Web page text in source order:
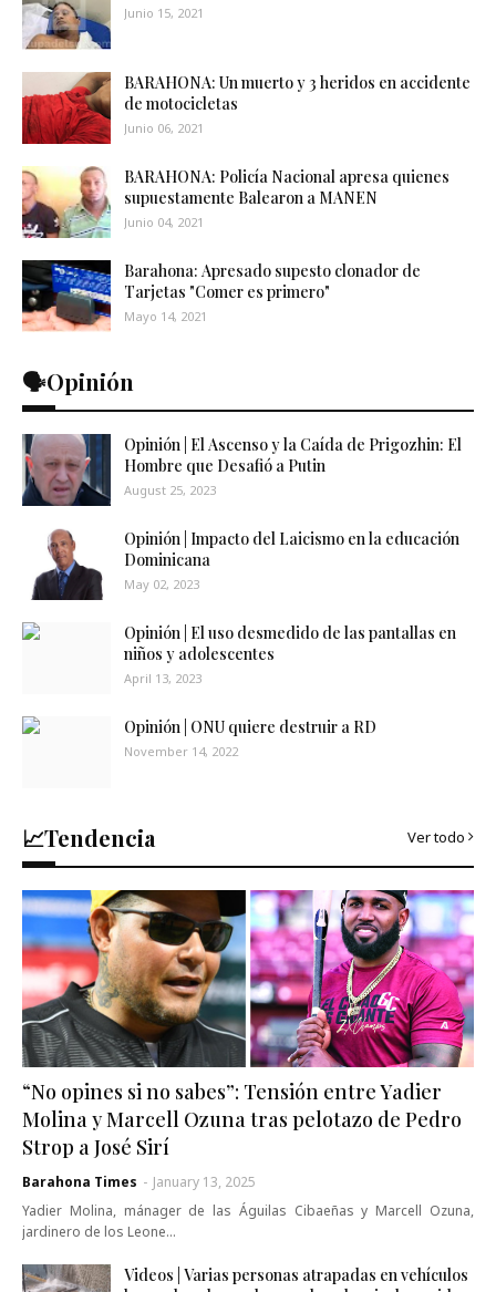
Junio 15, 2021
BARAHONA: Un muerto y 3 heridos en accidente
de motocicletas
Junio 06, 2021
BARAHONA: Policía Nacional apresa quienes
supuestamente Balearon a MANEN
Junio 04, 2021
Barahona: Apresado supesto clonador de
Tarjetas "Comer es primero"
Mayo 14, 2021
🗣️Opinión
Opinión | El Ascenso y la Caída de Prigozhin: El
Hombre que Desafió a Putin
August 25, 2023
Opinión | Impacto del Laicismo en la educación
Dominicana
May 02, 2023
Opinión | El uso desmedido de las pantallas en
niños y adolescentes
April 13, 2023
Opinión | ONU quiere destruir a RD
November 14, 2022
📈Tendencia Ver todo
“No opines si no sabes”: Tensión entre Yadier
Molina y Marcell Ozuna tras pelotazo de Pedro
Strop a José Sirí
Barahona Times - January 13, 2025
Yadier Molina, mánager de las Águilas Cibaeñas y Marcell Ozuna,
jardinero de los Leone…
Videos | Varias personas atrapadas en vehículos